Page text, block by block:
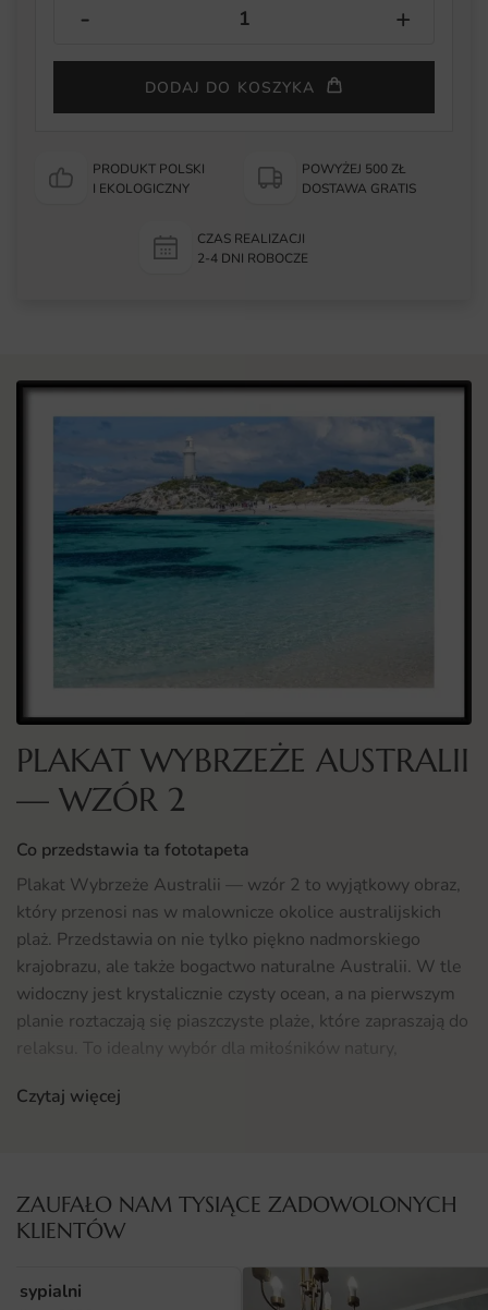
DODAJ DO KOSZYKA
PRODUKT POLSKI
I EKOLOGICZNY
POWYŻEJ 500 ZŁ
DOSTAWA GRATIS
CZAS REALIZACJI
2-4 DNI ROBOCZE
PLAKAT WYBRZEŻE AUSTRALII
— WZÓR 2
Co przedstawia ta fototapeta
Plakat Wybrzeże Australii — wzór 2 to wyjątkowy obraz,
który przenosi nas w malownicze okolice australijskich
plaż. Przedstawia on nie tylko piękno nadmorskiego
krajobrazu, ale także bogactwo naturalne Australii. W tle
widoczny jest krystalicznie czysty ocean, a na pierwszym
planie roztaczają się piaszczyste plaże, które zapraszają do
relaksu. To idealny wybór dla miłośników natury,
swojego wnętrza odrobinę egzotyki i spokoju.
Plakat Wybrzeże Australii — wzór 2 doskonale sprawdzi
się w różnych przestrzeniach. Może być idealnym
dodatkiem do salonu, gdzie stanie się centralnym
punktem wystroju. Dzięki swojej uniwersalnej estetyce, z
Czytaj więcej
ZAUFAŁO NAM TYSIĄCE ZADOWOLONYCH
KLIENTÓW
sypialni